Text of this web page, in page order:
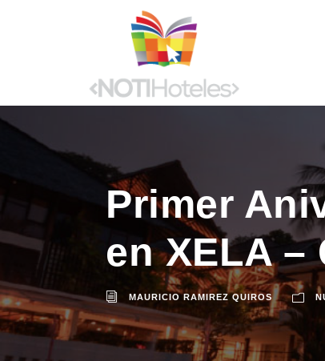
Primer
en XELA –
MAURICIO RAMIREZ QUIROS